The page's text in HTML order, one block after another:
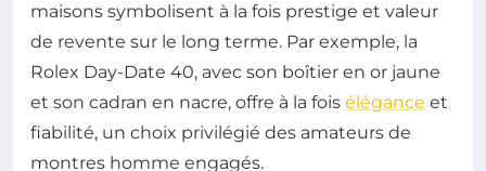
maisons symbolisent à la fois prestige et valeur
de revente sur le long terme. Par exemple, la
Rolex Day-Date 40, avec son boîtier en or jaune
et son cadran en nacre, offre à la fois élégance et
fiabilité, un choix privilégié des amateurs de
montres homme engagés.